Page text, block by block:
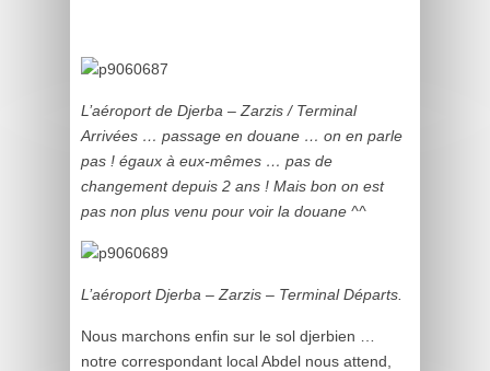
L’aéroport de Djerba – Zarzis / Terminal
Arrivées … passage en douane … on en parle
pas ! égaux à eux-mêmes … pas de
changement depuis 2 ans ! Mais bon on est
pas non plus venu pour voir la douane ^^
L’aéroport Djerba – Zarzis – Terminal Départs.
Nous marchons enfin sur le sol djerbien …
notre correspondant local Abdel nous attend,